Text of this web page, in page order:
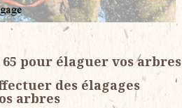
pour élaguer vos arbres
des élagages
arbres